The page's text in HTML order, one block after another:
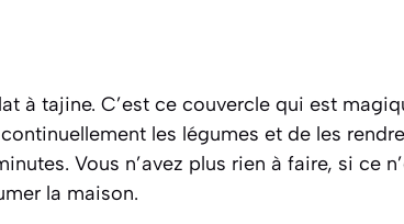
à tajine. C’est ce couvercle qui est
les légumes et de les rendre
Vous n’avez plus rien à faire, si ce
la maison.